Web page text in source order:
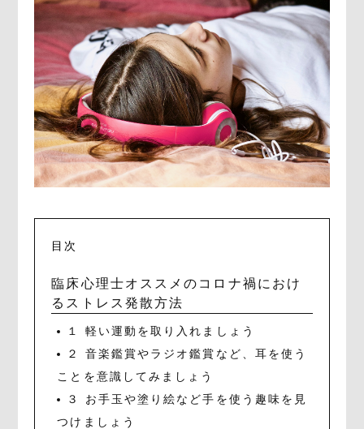
目次
臨床心理士オススメのコロナ禍におけ
るストレス発散方法
１ 軽い運動を取り入れましょう
２ 音楽鑑賞やラジオ鑑賞など、耳を使う
ことを意識してみましょう
３ お手玉や塗り絵など手を使う趣味を見
つけましょう